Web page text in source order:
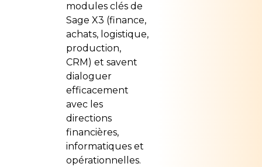
modules clés de
Sage X3 (finance,
achats, logistique,
production,
CRM) et savent
dialoguer
efficacement
avec les
directions
financières,
informatiques et
opérationnelles.